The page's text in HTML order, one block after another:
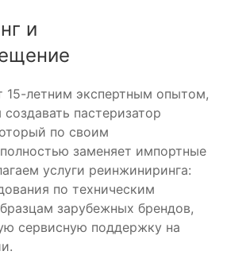
и
летним экспертным опытом,
пастеризатор
по своим
заменяет импортные
услуги реинжиниринга:
по техническим
зарубежных брендов,
сервисную поддержку на